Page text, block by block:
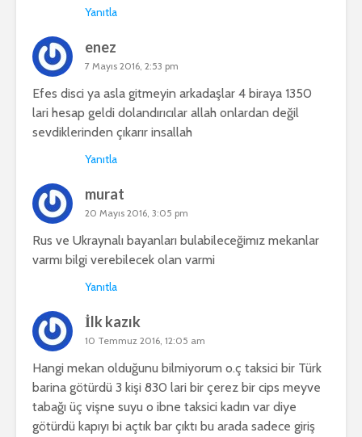
Yanıtla
enez
7 Mayıs 2016, 2:53 pm
Efes disci ya asla gitmeyin arkadaşlar 4 biraya 1350
lari hesap geldi dolandırıcılar allah onlardan değil
sevdiklerinden çıkarır insallah
Yanıtla
murat
20 Mayıs 2016, 3:05 pm
Rus ve Ukraynalı bayanları bulabileceğimız mekanlar
varmı bilgi verebilecek olan varmi
Yanıtla
İlk kazık
10 Temmuz 2016, 12:05 am
Hangi mekan olduğunu bilmiyorum o.ç taksici bir Türk
barina götürdü 3 kişi 830 lari bir çerez bir cips meyve
tabağı üç vişne suyu o ibne taksici kadın var diye
götürdü kapıyı bi açtık bar çıktı bu arada sadece giriş